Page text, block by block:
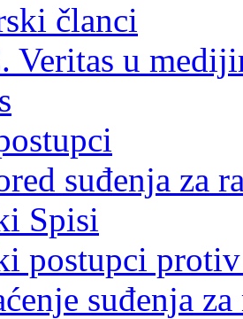
članci
Veritas u
suđenja za
Spisi
postupci
suđenja